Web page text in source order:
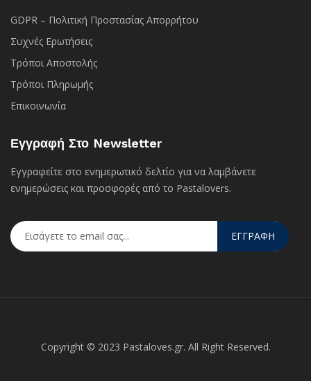
GDPR – Πολιτική Προστασίας Απορρήτου
Συχνές Eρωτήσεις
Τρόποι Αποστολής
Τρόποι Πληρωμής
Επικοινωνία
Εγγραφή Στο Newsletter
Εγγραφείτε στο ενημερωτικό δελτίο για να λαμβάνετε
ενημερώσεις και προσφορές από το Pastalovers.
ΕΓΓΡΑΦΗ
Copyright © 2023 Pastaloves.gr. All Right Reserved.